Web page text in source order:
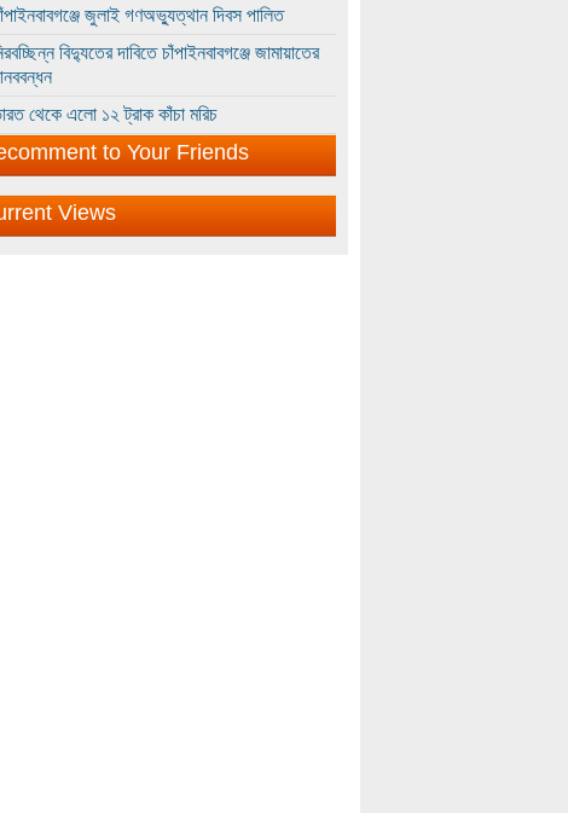
জুলাই গণঅভ্যুত্থান দিবস পালিত
বিদ্যুতের দাবিতে চাঁপাইনবাবগঞ্জে জামায়াতের
থেকে এলো ১২ ট্রাক কাঁচা মরিচ
to Your Friends
Views